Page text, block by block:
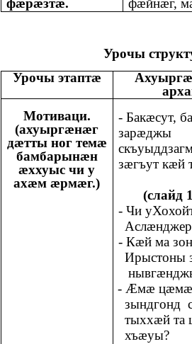
фæрæзтæ. фæйнæг,
Урочы
Урочы этаптæ
Мотиваци.
(ахуыргæнæг
дæтты ног темæ
бамбарынæн
æххуыс чи у
ахæм æрмæг.)
- Бакæсут,
зарæджы
зæгъут кæй
(слайд
- Чи
- Кæй ма
Ирыстоны
- Æмæ
зындгонд
тыххæй та
хъæуы?